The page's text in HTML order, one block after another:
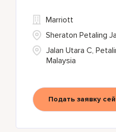
Jalan Utara C,
Malaysia
Marriott
Sheraton Petaling
Подать заявку